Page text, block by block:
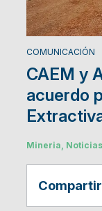
COMUNICACIÓN
CAEM y
acuerdo
Mineria, Noticias